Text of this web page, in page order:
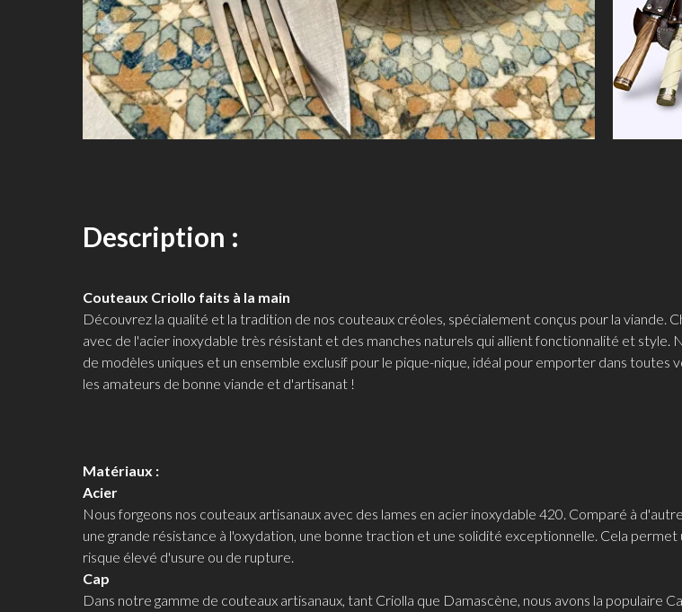
Description :
Couteaux Criollo faits à la main
Découvrez la qualité et la tradition de nos couteaux créoles, spécialement conçus pour la viande.
avec de l'acier inoxydable très résistant et des manches naturels qui allient fonctionnalité et style.
de modèles uniques et un ensemble exclusif pour le pique-nique, idéal pour emporter dans toutes
les amateurs de bonne viande et d'artisanat !
Matériaux :
Acier
Nous forgeons nos couteaux artisanaux avec des lames en acier inoxydable 420. Comparé à
une grande résistance à l'oxydation, une bonne traction et une solidité exceptionnelle. Cela permet
risque élevé d'usure ou de rupture.
Cap
Dans notre gamme de couteaux artisanaux, tant Criolla que Damascène, nous avons la populaire